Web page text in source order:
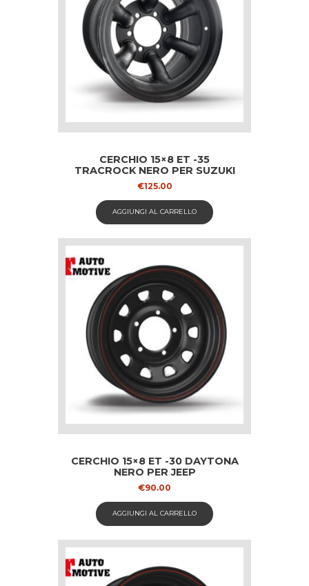
CERCHIO 15×8 ET -35
TRACROCK NERO PER SUZUKI
€125.00
AGGIUNGI AL CARRELLO
CERCHIO 15×8 ET -30 DAYTONA
NERO PER JEEP
€90.00
AGGIUNGI AL CARRELLO